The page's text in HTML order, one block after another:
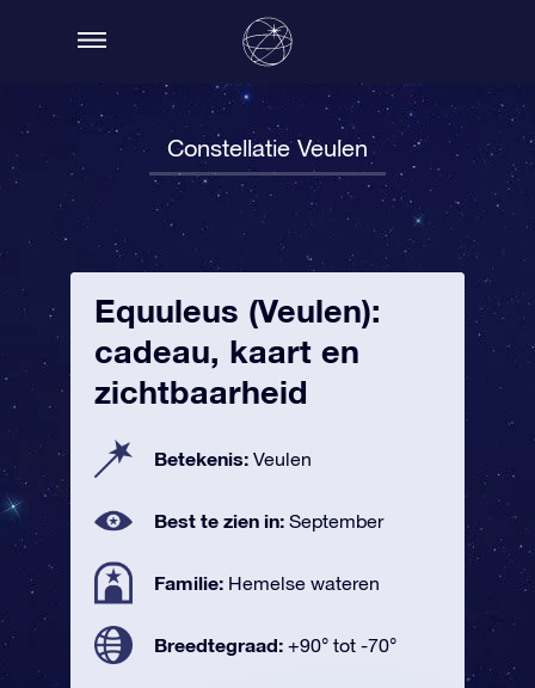
Constellatie Veulen
Equuleus (Veulen):
cadeau, kaart en
zichtbaarheid
Betekenis: Veulen
Best te zien in: September
Familie: Hemelse wateren
Breedtegraad: +90° tot -70°